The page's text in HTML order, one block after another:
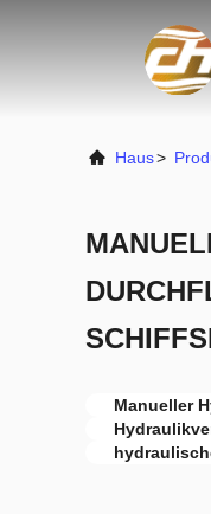
Haus>
Manueller